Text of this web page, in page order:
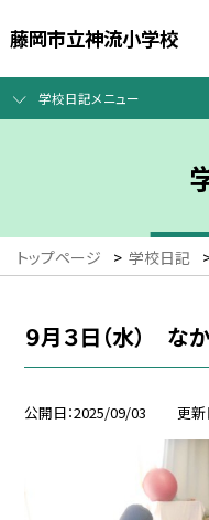
藤岡市立神流小学校
学校日記メニュー
トップページ > 学校日記
９月３日（水） な
公開日 2025/09/03 更新